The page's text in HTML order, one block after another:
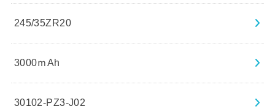
245/35ZR20
3000ｍAh
30102-PZ3-J02